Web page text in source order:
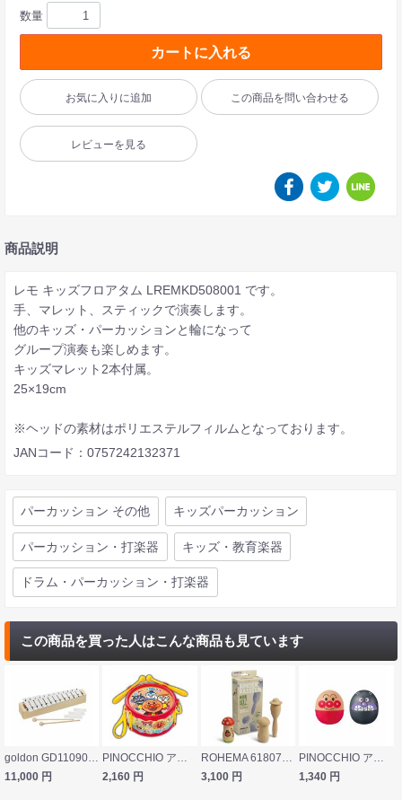
数量
カートに入れる
お気に入りに追加 この商品を問い合わせる
レビューを見る
商品説明
レモ キッズフロアタム LREMKD508001 です。
手、マレット、スティックで演奏します。
他のキッズ・パーカッションと輪になって
グループ演奏も楽しめます。
キッズマレット2本付属。
25×19cm
※ヘッドの素材はポリエステルフィルムとなっております。
JANコード：0757242132371
パーカッション その他 キッズパーカッション
パーカッション・打楽器 キッズ・教育楽器
ドラム・パーカッション・打楽器
この商品を買った人はこんな商品も見ています
goldon GD11090 メタロフォンサウンドチャンバー(12音)
11,000 円
PINOCCHIO アンパンマン うちの子天才 ドラム
2,160 円
ROHEMA 618075 CREATE & PLAY マラカス シェイカー
3,100 円
PINOCCHIO アンパンマン うちの子天才 マラカス
1,340 円